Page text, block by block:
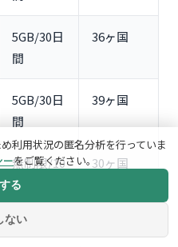
5GB/30日
間
36ヶ国
5GB/30日
間
39ヶ国
無制限/10
日間
30ヶ国
フランス・イタリア・ス
利用状況の匿名分析を行っていま
ーをご覧ください。
ない
る